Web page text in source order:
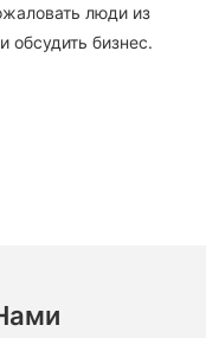
люди из
обсудить бизнес.